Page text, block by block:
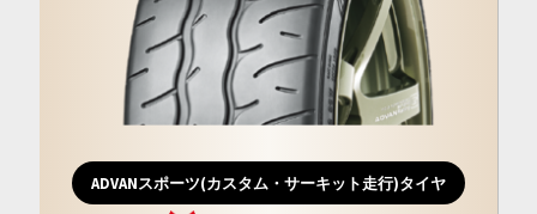
ADVANスポーツ(カスタム・サーキット走行)タイヤ